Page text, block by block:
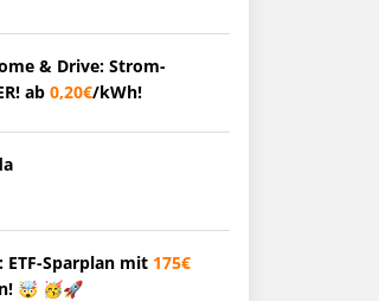
& Drive: Strom-
ab 0,20€/kWh!
Sparplan mit 175€
🤯 🥳🚀